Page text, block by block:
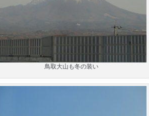
鳥取大山も冬の装い